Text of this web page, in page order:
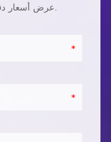
عرض أسعار دقيق. سوف نجيبك فى اسرع وقت ممكن.